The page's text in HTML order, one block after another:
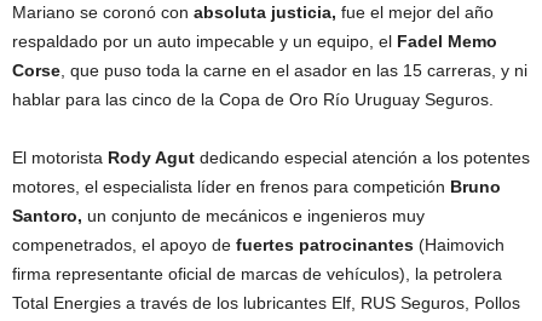
Mariano se coronó con absoluta justicia, fue el mejor del año
respaldado por un auto impecable y un equipo, el Fadel Memo
Corse , que puso toda la carne en el asador en las 15 carreras, y ni
hablar para las cinco de la Copa de Oro Río Uruguay Seguros.
El motorista Rody Agut dedicando especial atención a los potentes
motores, el especialista líder en frenos para competición Bruno
Santoro, un conjunto de mecánicos e ingenieros muy
compenetrados, el apoyo de fuertes patrocinantes (Haimovich
firma representante oficial de marcas de vehículos), la petrolera
Total Energies a través de los lubricantes Elf, RUS Seguros, Pollos